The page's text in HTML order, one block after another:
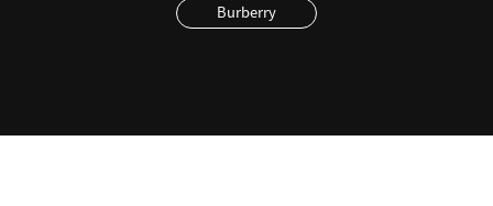
Burberry